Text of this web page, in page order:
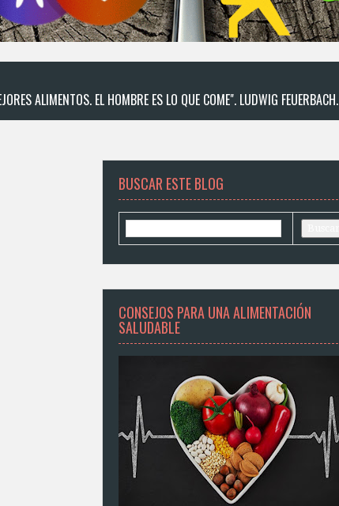
ALIMENTOS. EL HOMBRE ES LO QUE COME". LUDWIG FEUERBACH.
BUSCAR ESTE BLOG
CONSEJOS PARA UNA ALIMENTACIÓN
SALUDABLE